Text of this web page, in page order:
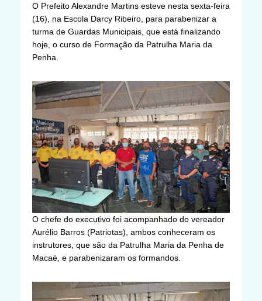
O Prefeito Alexandre Martins esteve nesta sexta-feira
(16), na Escola Darcy Ribeiro, para parabenizar a
turma de Guardas Municipais, que está finalizando
hoje, o curso de Formação da Patrulha Maria da
Penha.
O chefe do executivo foi acompanhado do vereador
Aurélio Barros (Patriotas), ambos conheceram os
instrutores, que são da Patrulha Maria da Penha de
Macaé, e parabenizaram os formandos.